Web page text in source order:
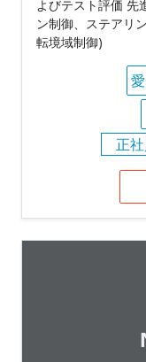
よびテスト評価 先
ン制御、ステアリ
転境域制御)
正